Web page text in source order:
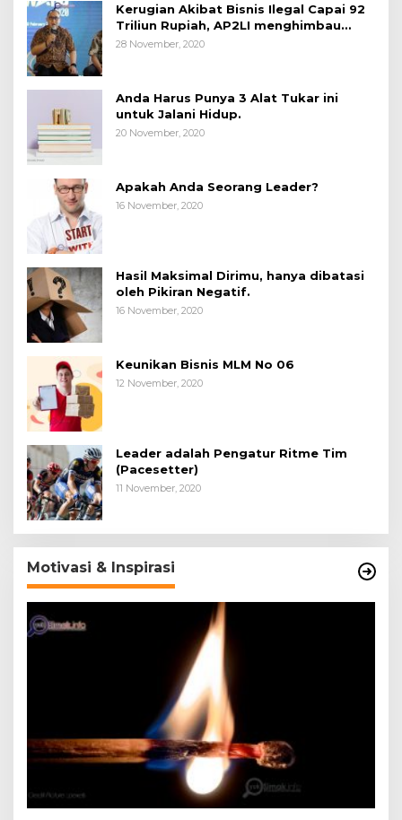
Kerugian Akibat Bisnis Ilegal Capai 92
Triliun Rupiah, AP2LI menghimbau
masyarakat Waspada.
28 November, 2020
Anda Harus Punya 3 Alat Tukar ini
untuk Jalani Hidup.
20 November, 2020
Apakah Anda Seorang Leader?
16 November, 2020
Hasil Maksimal Dirimu, hanya dibatasi
oleh Pikiran Negatif.
16 November, 2020
Keunikan Bisnis MLM No 06
12 November, 2020
Leader adalah Pengatur Ritme Tim
(Pacesetter)
11 November, 2020
Motivasi & Inspirasi